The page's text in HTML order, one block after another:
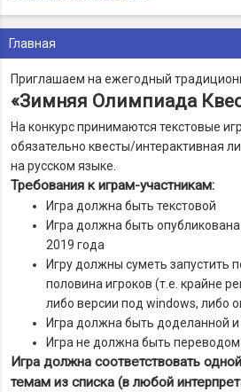
Главная
Приглашаем на ежегодный
«Зимняя Олимпиада
На конкурс принимаются текстовые
обязательно квесты/интерактивная
на русском языке.
Требования к играм-участникам:
Игра должна быть текстовой
Игра должна быть
2019 года
Игру должны суметь запустить
половина игроков (т.е. крайне
либо версии под windows, либо
Игра должна быть доделанной
Игра не должна быть
Игра должна соответствовать
темам из списка (в любой